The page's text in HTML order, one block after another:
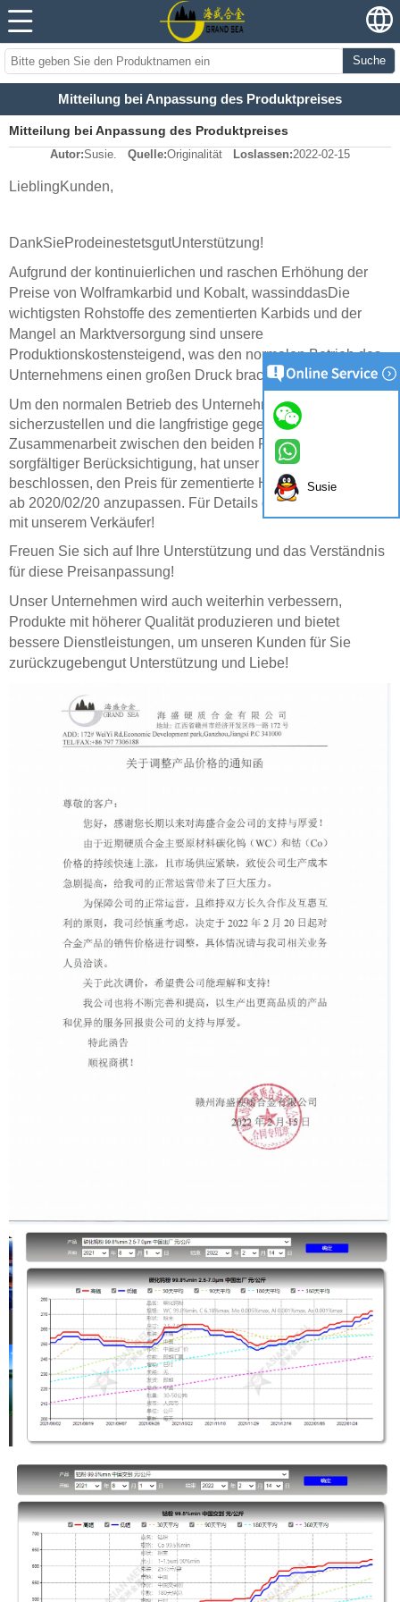
Suche
Mitteilung bei Anpassung des Produktpreises
Mitteilung bei Anpassung des Produktpreises
Autor:Susie. Quelle:Originalität Loslassen:2022-02-15
LieblingKunden,
DankSieProdeinestetsgutUnterstützung!
Aufgrund der kontinuierlichen und raschen Erhöhung der
Preise von Wolframkarbid und Kobalt, wassinddasDie
wichtigsten Rohstoffe des zementierten Karbids und der
Mangel an Marktversorgung sind unsere
Produktionskostensteigend, was den normalen Betrieb des
Unternehmens einen großen Druck brachte.
Um den normalen Betrieb des Unternehmens
sicherzustellen und die langfristige gegenseitig vorteilhafte
Zusammenarbeit zwischen den beiden Parteien, nach
sorgfältiger Berücksichtigung, hat unser Unternehmen
beschlossen, den Preis für zementierte Hartmetallprodukte
ab 2020/02/20 anzupassen. Für Details diskutieren Sie bitte
mit unserem Verkäufer!
Freuen Sie sich auf Ihre Unterstützung und das Verständnis
für diese Preisanpassung!
Unser Unternehmen wird auch weiterhin verbessern,
Produkte mit höherer Qualität produzieren und bietet
bessere Dienstleistungen, um unseren Kunden für Sie
zurückzugebengutUnterstützung und Liebe!
Susie